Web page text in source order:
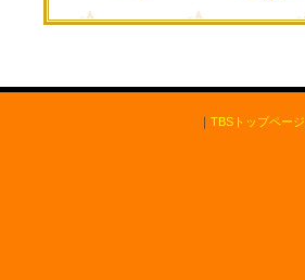
｜ TBSトップページ